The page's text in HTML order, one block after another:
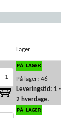
Lager
På lager: 46
Leveringstid: 1 -
2 hverdage.